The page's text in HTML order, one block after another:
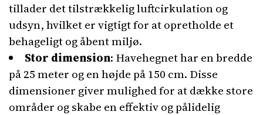
tillader det tilstrækkelig luftcirkulation og
udsyn, hvilket er vigtigt for at opretholde et
behageligt og åbent miljø.
Stor dimension: Havehegnet har en bredde
på 25 meter og en højde på 150 cm. Disse
dimensioner giver mulighed for at dække store
områder og skabe en effektiv og pålidelig